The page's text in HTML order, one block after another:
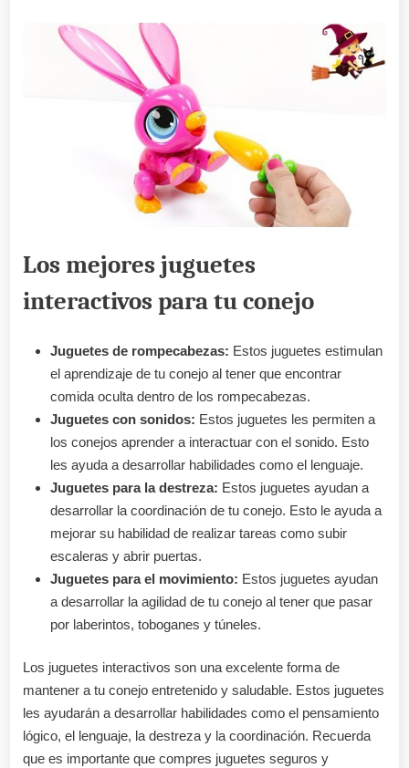
Los mejores juguetes
interactivos para tu conejo
Juguetes de rompecabezas: Estos juguetes estimulan
el aprendizaje de tu conejo al tener que encontrar
comida oculta dentro de los rompecabezas.
Juguetes con sonidos: Estos juguetes les permiten a
los conejos aprender a interactuar con el sonido. Esto
les ayuda a desarrollar habilidades como el lenguaje.
Juguetes para la destreza: Estos juguetes ayudan a
desarrollar la coordinación de tu conejo. Esto le ayuda a
mejorar su habilidad de realizar tareas como subir
escaleras y abrir puertas.
Juguetes para el movimiento: Estos juguetes ayudan
a desarrollar la agilidad de tu conejo al tener que pasar
por laberintos, toboganes y túneles.
Los juguetes interactivos son una excelente forma de
mantener a tu conejo entretenido y saludable. Estos juguetes
les ayudarán a desarrollar habilidades como el pensamiento
lógico, el lenguaje, la destreza y la coordinación. Recuerda
que es importante que compres juguetes seguros y